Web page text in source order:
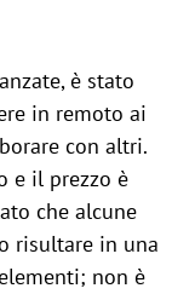
è stato
in remoto ai
con altri.
e il prezzo è
che alcune
risultare in una
non è